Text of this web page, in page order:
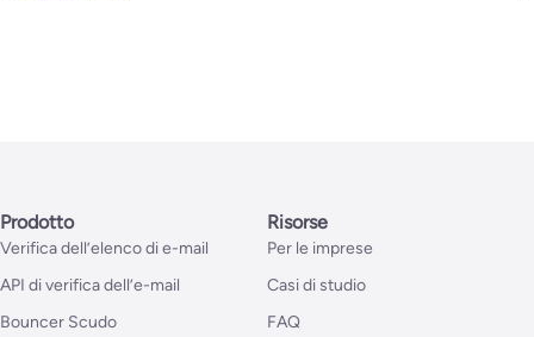
Prodotto
Verifica dell’elenco di e-mail
API di verifica dell’e-mail
Bouncer Scudo
Risorse
Per le imprese
Casi di studio
FAQ